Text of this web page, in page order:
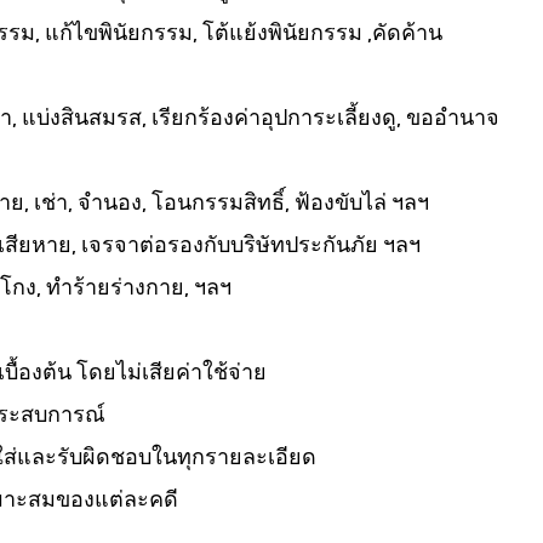
ม, แก้ไขพินัยกรรม, โต้แย้งพินัยกรรม ,คัดค้าน
แบ่งสินสมรส, เรียกร้องค่าอุปการะเลี้ยงดู, ขออำนาจ
, เช่า, จำนอง, โอนกรรมสิทธิ์, ฟ้องขับไล่ ฯลฯ
สียหาย, เจรจาต่อรองกับบริษัทประกันภัย ฯลฯ
ง, ทำร้ายร่างกาย, ฯลฯ
งต้น โดยไม่เสียค่าใช้จ่าย
ะสบการณ์
และรับผิดชอบในทุกรายละเอียด
ะสมของแต่ละคดี